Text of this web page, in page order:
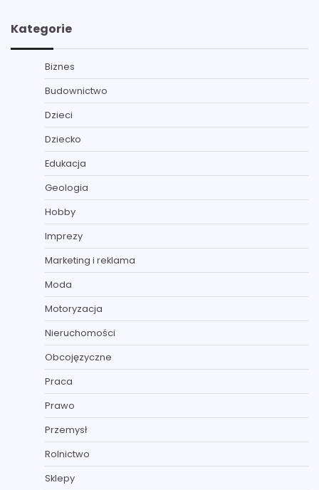
Kategorie
Biznes
Budownictwo
Dzieci
Dziecko
Edukacja
Geologia
Hobby
Imprezy
Marketing i reklama
Moda
Motoryzacja
Nieruchomości
Obcojęzyczne
Praca
Prawo
Przemysł
Rolnictwo
Sklepy